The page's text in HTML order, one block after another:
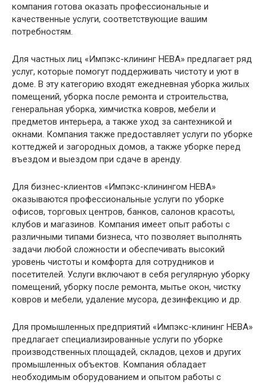
компания готова оказать профессиональные и
качественные услуги, соответствующие вашим
потребностям.
Для частных лиц «Импэкс-клининг НЕВА» предлагает ряд
услуг, которые помогут поддерживать чистоту и уют в
доме. В эту категорию входят ежедневная уборка жилых
помещений, уборка после ремонта и строительства,
генеральная уборка, химчистка ковров, мебели и
предметов интерьера, а также уход за сантехникой и
окнами. Компания также предоставляет услуги по уборке
коттеджей и загородных домов, а также уборке перед
въездом и выездом при сдаче в аренду.
Для бизнес-клиентов «Импэкс-клинингом НЕВА»
оказываются профессиональные услуги по уборке
офисов, торговых центров, банков, салонов красоты,
клубов и магазинов. Компания имеет опыт работы с
различными типами бизнеса, что позволяет выполнять
задачи любой сложности и обеспечивать высокий
уровень чистоты и комфорта для сотрудников и
посетителей. Услуги включают в себя регулярную уборку
помещений, уборку после ремонта, мытье окон, чистку
ковров и мебели, удаление мусора, дезинфекцию и др.
Для промышленных предприятий «Импэкс-клининг НЕВА»
предлагает специализированные услуги по уборке
производственных площадей, складов, цехов и других
промышленных объектов. Компания обладает
необходимым оборудованием и опытом работы с